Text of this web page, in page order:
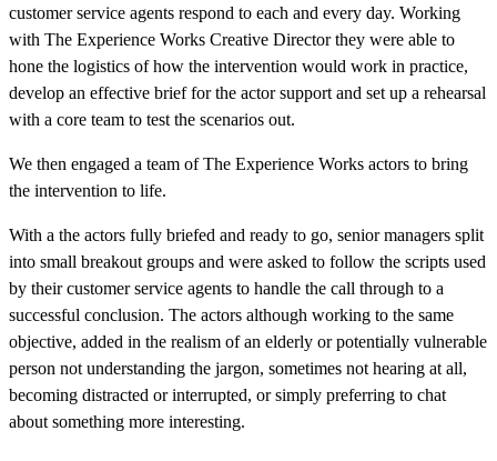
customer service agents respond to each and every day. Working
with The Experience Works Creative Director they were able to
hone the logistics of how the intervention would work in practice,
develop an effective brief for the actor support and set up a rehearsal
with a core team to test the scenarios out.​​​​‌ ‍ ​‍​‍‌‍ ‌ ​‍‌‍‍‌‌‍‌ ‌‍‍‌‌‍ ‍​‍​‍​ ‍‍​‍​‍‌ ​ ‌‍​‌‌‍ ‍‌‍‍‌‌ ‌​‌ ‍‌​‍ ‍‌‍‍‌‌‍ ​‍​‍​‍ ​​‍​‍‌‍‍​‌ ​‍‌‍‌‌‌‍‌‍​‍​‍​ ‍‍​‍​‍‌‍‍​‌ ‌​‌ ‌​‌ ​​​ ‍‍​‍ ​‍ ‌‍ ​‌‍ ‌‍​ ‌‍​‌‌‍ ​‌‍‍​‌‍ ‌ ​ ‌ ‌​​ ‍‍​ ​ ​ ​ ​ ​ ​ ​ ​‍ ‌‍‍‌‌‍ ‍‌ ‌​‌‍‌‌‌‍ ‍‌ ‌​​‍ ‌‍‌‌‌‍‌​‌‍‍‌‌ ‌​​‍ ‌‍ ‌‌‍ ‌‍‌​‌‍‌‌​ ‌‌ ​​‌ ​‍‌‍‌‌‌ ​ ‌‍‌‌‌‍ ‍‌ ‌​‌‍​‌‌ ‌​‌‍‍‌‌‍ ‌‍ ‍​ ‍ ‌‍‍‌‌‍‌​​ ‌‌‍​ ​ ‌ ‌‍​‍​ ​‌‌‍​ ​ ‌​​ ​ ​ ‍​​‍ ‌​ ‌ ‌‍​ ​ ​‌​ ​​​‍ ‌​ ‌​​ ​‌​ ​​​ ‌ ​‍ ‌​ ‍​​ ‌ ‌‍​‌​ ‍​​‍ ‌​ ‌‌‌‍‌​​ ‌‍​ ​ ​ ‍‌​ ‌​​ ​​​ ​​​ ‌​​ ​‌‌‍‌‌​ ​‍​ ‍ ‌ ‌​‌ ‍‌‌ ​​‌‍‌‌​ ‌‌‍​ ‌‍​‌‌ ​ ‌‍‌‌‌‌​ ‌ ‌​‌ ‌‌‌‍‌​‌ ‍‌​ ‍ ‌ ​​‌‍​‌‌ ‌​‌‍‍​​ ‌‌ ​​‌‍​‌‌‍‌ ‌‍‌‌‌​​‍‌ ‌‌‌‍‍‌‌‍ ​‌‍‌​‌‍‌‌‌ ​‍​‍‌‌​ ‌‌‌​​‍‌‌ ‌‍‍ ‌‍‌‌‌ ‍‌​‍‌‌​ ​ ‌​‌​​‍‌‌​ ​ ‌​‌​​‍‌‌​ ​‍​ ​‍​ ‌ ​ ‌‍​ ‌ ​ ​ ‌‍‌​‌‍​‍​ ‌ ‌‍‌‌​ ​ ‌‍‌‌​ ​ ​ ​‍​‍‌‌​ ​‍​ ​‍​‍‌‌​ ‌‌‌​‌​​‍ ‍‌ ​‍‌‍‍‌‌‍​ ‌‍‍​‌‌‌​‌‍‌‌‌ ‍​‌ ‌​​‍‌‌​ ‌‌‌​​‍‌‌ ‌‍‍ ‌‍‌‌‌ ‍‌​‍‌‌​ ​ ‌​‌​​‍‌‌​ ​ ‌​‌​​‍‌‌​ ​‍​ ​‍​ ‌ ​ ‌‌‌‍​‍​ ‍​‌‍‌​​ ‌ ​ ‌ ​ ‌ ​ ​ ​ ‌‌‌‍‌​​ ‍​​‍‌‌​ ​‍​ ​‍​‍‌‌​ ‌‌‌​‌​​‍ ‍‌‍​ ‌‍‍​‌‍‍‌‌‍ ​‌‍‌​‌ ​‍‌‍‌‌‌‍ ‍​‍‌‌​ ‌‌‌​​‍‌‌ ‌‍‍ ‌‍‌‌‌ ‍‌​‍‌‌​ ​ ‌​‌​​‍‌‌​ ​ ‌​‌​​‍‌‌​ ​‍​ ​‍​ ‌​​ ​​​ ‌ ​ ​ ‌‍​‌‌‍‌‍​ ‌‍‌‍‌‌​ ‌​​ ‌ ​ ‌‍​ ​ ​‍‌‌​ ​‍​ ​‍​‍‌‌​ ‌‌‌​‌​​‍ ‍‌ ‌​‌‍‌‌‌ ‍​‌ ‌​​ ‌‍​‍‌‍​‌‌ ​ ‌‍‌‌‌‌‌‌‌ ​‍‌‍ ​​ ‌‌‍‍​‌ ‌​‌ ‌​‌ ​​​‍‌‌​ ​ ‌​​‌​‍‌‌​ ​‍‌​‌‍​‍‌‌​ ​‍‌​‌‍‌‍ ​‌‍ ‌‍​ ‌‍​‌‌‍ ​‌‍‍​‌‍ ‌ ​ ‌ ‌​​‍‌‌​ ​ ‌​​‌​ ​ ​ ​ ​ ​ ​ ​ ​‍‌‍‌‍‍‌‌‍‌​​ ‌‌‍​ ​ ‌ ‌‍​‍​ ​‌‌‍​ ​ ‌​​ ​ ​ ‍​​‍ ‌​ ‌ ‌‍​ ​ ​‌​ ​​​‍ ‌​ ‌​​ ​‌​ ​​​ ‌ ​‍ ‌​ ‍​​ ‌ ‌‍​‌​ ‍​​‍ ‌​ ‌‌‌‍‌​​ ‌‍​ ​ ​ ‍‌​ ‌​​ ​​​ ​​​ ‌​​ ​‌‌‍‌‌​ ​‍​‍‌‍‌ ‌​‌ ‍‌‌ ​​‌‍‌‌​ ‌‌‍​ ‌‍​‌‌ ​ ‌‍‌‌‌‌​ ‌ ‌​‌ ‌‌‌‍‌​‌ ‍‌​‍‌‍‌ ​​‌‍​‌‌ ‌​‌‍‍​​ ‌‌ ​​‌‍​‌‌‍‌ ‌‍‌‌‌​​‍‌ ‌‌‌‍‍‌‌‍ ​‌‍‌​‌‍‌‌‌ ​‍​‍‌‌​ ‌‌‌​​‍‌‌ ‌‍‍ ‌‍‌‌‌ ‍‌​‍‌‌​ ​ ‌​‌​​‍‌‌​ ​ ‌​‌​​‍‌‌​ ​‍​ ​‍​ ‌ ​ ‌‍​ ‌ ​ ​ ‌‍‌​‌‍​‍​ ‌ ‌‍‌‌​ ​ ‌‍‌‌​ ​ ​ ​‍​‍‌‌​ ​‍​ ​‍​‍‌‌​ ‌‌‌​‌​​‍ ‍‌ ​‍‌‍‍‌‌‍​ ‌‍‍​‌‌‌​‌‍‌‌‌ ‍​‌ ‌​​‍‌‌​ ‌‌‌​​‍‌‌ ‌‍‍ ‌‍‌‌‌ ‍‌​‍‌‌​ ​ ‌​‌​​‍‌‌​ ​ ‌​‌​​‍‌‌​ ​‍​ ​‍​ ‌ ​ ‌‌‌‍​‍​ ‍​‌‍‌​​ ‌ ​ ‌ ​ ‌ ​ ​ ​ ‌‌‌‍‌​​ ‍​​‍‌‌​ ​‍​ ​‍​‍‌‌​ ‌‌‌​‌​​‍ ‍‌‍​ ‌‍‍​‌‍‍‌‌‍ ​‌‍‌​‌ ​‍‌‍‌‌‌‍ ‍​‍‌‌​ ‌‌‌​​‍‌‌ ‌‍‍ ‌‍‌‌‌ ‍‌​‍‌‌​ ​ ‌​‌​​‍‌‌​ ​ ‌​‌​​‍‌‌​ ​‍​ ​‍​ ‌​​ ​​​ ‌ ​ ​ ‌‍​‌‌‍‌‍​ ‌‍‌‍‌‌​ ‌​​ ‌ ​ ‌‍​ ​ ​‍‌‌​ ​‍​ ​‍​‍‌‌​ ‌‌‌​‌​​‍ ‍‌ ‌​‌‍‌‌‌ ‍​‌ ‌​​‍‌‍‌ ​​‌‍‌‌‌ ​‍‌ ​ ‌ ​​‌‍‌‌‌‍​ ‌ ‌​‌‍‍‌‌ ‌‍‌‍‌‌​ ‌‌ ​​‌ ‌‌‌‍​‍‌‍ ​‌‍‍‌‌ ​ ‌‍‍​‌‍‌‌‌‍‌​​‍​‍‌ ‌
We then engaged a team of The Experience Works actors to bring
the intervention to life.​​​​‌ ‍ ​‍​‍‌‍ ‌ ​‍‌‍‍‌‌‍‌ ‌‍‍‌‌‍ ‍​‍​‍​ ‍‍​‍​‍‌ ​ ‌‍​‌‌‍ ‍‌‍‍‌‌ ‌​‌ ‍‌​‍ ‍‌‍‍‌‌‍ ​‍​‍​‍ ​​‍​‍‌‍‍​‌ ​‍‌‍‌‌‌‍‌‍​‍​‍​ ‍‍​‍​‍‌‍‍​‌ ‌​‌ ‌​‌ ​​​ ‍‍​‍ ​‍ ‌‍ ​‌‍ ‌‍​ ‌‍​‌‌‍ ​‌‍‍​‌‍ ‌ ​ ‌ ‌​​ ‍‍​ ​ ​ ​ ​ ​ ​ ​ ​‍ ‌‍‍‌‌‍ ‍‌ ‌​‌‍‌‌‌‍ ‍‌ ‌​​‍ ‌‍‌‌‌‍‌​‌‍‍‌‌ ‌​​‍ ‌‍ ‌‌‍ ‌‍‌​‌‍‌‌​ ‌‌ ​​‌ ​‍‌‍‌‌‌ ​ ‌‍‌‌‌‍ ‍‌ ‌​‌‍​‌‌ ‌​‌‍‍‌‌‍ ‌‍ ‍​ ‍ ‌‍‍‌‌‍‌​​ ‌‌‍​ ​ ‌ ‌‍​‍​ ​‌‌‍​ ​ ‌​​ ​ ​ ‍​​‍ ‌​ ‌ ‌‍​ ​ ​‌​ ​​​‍ ‌​ ‌​​ ​‌​ ​​​ ‌ ​‍ ‌​ ‍​​ ‌ ‌‍​‌​ ‍​​‍ ‌​ ‌‌‌‍‌​​ ‌‍​ ​ ​ ‍‌​ ‌​​ ​​​ ​​​ ‌​​ ​‌‌‍‌‌​ ​‍​ ‍ ‌ ‌​‌ ‍‌‌ ​​‌‍‌‌​ ‌‌‍​ ‌‍​‌‌ ​ ‌‍‌‌‌‌​ ‌ ‌​‌ ‌‌‌‍‌​‌ ‍‌​ ‍ ‌ ​​‌‍​‌‌ ‌​‌‍‍​​ ‌‌ ​​‌‍​‌‌‍‌ ‌‍‌‌‌​​‍‌ ‌‌‌‍‍‌‌‍ ​‌‍‌​‌‍‌‌‌ ​‍​‍‌‌​ ‌‌‌​​‍‌‌ ‌‍‍ ‌‍‌‌‌ ‍‌​‍‌‌​ ​ ‌​‌​​‍‌‌​ ​ ‌​‌​​‍‌‌​ ​‍​ ​‍​ ‌ ​ ‌‍​ ‌ ​ ​ ‌‍‌​‌‍​‍​ ‌ ‌‍‌‌​ ​ ‌‍‌‌​ ​ ​ ​‍​‍‌‌​ ​‍​ ​‍​‍‌‌​ ‌‌‌​‌​​‍ ‍‌ ​‍‌‍‍‌‌‍​ ‌‍‍​‌‌‌​‌‍‌‌‌ ‍​‌ ‌​​‍‌‌​ ‌‌‌​​‍‌‌ ‌‍‍ ‌‍‌‌‌ ‍‌​‍‌‌​ ​ ‌​‌​​‍‌‌​ ​ ‌​‌​​‍‌‌​ ​‍​ ​‍‌‍​‌‌‍​‌​ ‌‌​ ‌‍​ ‍​‌‍‌‌​ ​‌​ ​​​ ​‌​ ‌‌‌‍​‍‌‍‌‍​‍‌‌​ ​‍​ ​‍​‍‌‌​ ‌‌‌​‌​​‍ ‍‌‍​ ‌‍‍​‌‍‍‌‌‍ ​‌‍‌​‌ ​‍‌‍‌‌‌‍ ‍​‍‌‌​ ‌‌‌​​‍‌‌ ‌‍‍ ‌‍‌‌‌ ‍‌​‍‌‌​ ​ ‌​‌​​‍‌‌​ ​ ‌​‌​​‍‌‌​ ​‍​ ​‍‌‍​ ‌‍​‍‌‍‌‍​ ​‍​ ‌​​ ​ ​ ​ ​ ​ ‌‍‌​​ ‌‍​ ‌‌​ ‍​​‍‌‌​ ​‍​ ​‍​‍‌‌​ ‌‌‌​‌​​‍ ‍‌ ‌​‌‍‌‌‌ ‍​‌ ‌​​ ‌‍​‍‌‍​‌‌ ​ ‌‍‌‌‌‌‌‌‌ ​‍‌‍ ​​ ‌‌‍‍​‌ ‌​‌ ‌​‌ ​​​‍‌‌​ ​ ‌​​‌​‍‌‌​ ​‍‌​‌‍​‍‌‌​ ​‍‌​‌‍‌‍ ​‌‍ ‌‍​ ‌‍​‌‌‍ ​‌‍‍​‌‍ ‌ ​ ‌ ‌​​‍‌‌​ ​ ‌​​‌​ ​ ​ ​ ​ ​ ​ ​ ​‍‌‍‌‍‍‌‌‍‌​​ ‌‌‍​ ​ ‌ ‌‍​‍​ ​‌‌‍​ ​ ‌​​ ​ ​ ‍​​‍ ‌​ ‌ ‌‍​ ​ ​‌​ ​​​‍ ‌​ ‌​​ ​‌​ ​​​ ‌ ​‍ ‌​ ‍​​ ‌ ‌‍​‌​ ‍​​‍ ‌​ ‌‌‌‍‌​​ ‌‍​ ​ ​ ‍‌​ ‌​​ ​​​ ​​​ ‌​​ ​‌‌‍‌‌​ ​‍​‍‌‍‌ ‌​‌ ‍‌‌ ​​‌‍‌‌​ ‌‌‍​ ‌‍​‌‌ ​ ‌‍‌‌‌‌​ ‌ ‌​‌ ‌‌‌‍‌​‌ ‍‌​‍‌‍‌ ​​‌‍​‌‌ ‌​‌‍‍​​ ‌‌ ​​‌‍​‌‌‍‌ ‌‍‌‌‌​​‍‌ ‌‌‌‍‍‌‌‍ ​‌‍‌​‌‍‌‌‌ ​‍​‍‌‌​ ‌‌‌​​‍‌‌ ‌‍‍ ‌‍‌‌‌ ‍‌​‍‌‌​ ​ ‌​‌​​‍‌‌​ ​ ‌​‌​​‍‌‌​ ​‍​ ​‍​ ‌ ​ ‌‍​ ‌ ​ ​ ‌‍‌​‌‍​‍​ ‌ ‌‍‌‌​ ​ ‌‍‌‌​ ​ ​ ​‍​‍‌‌​ ​‍​ ​‍​‍‌‌​ ‌‌‌​‌​​‍ ‍‌ ​‍‌‍‍‌‌‍​ ‌‍‍​‌‌‌​‌‍‌‌‌ ‍​‌ ‌​​‍‌‌​ ‌‌‌​​‍‌‌ ‌‍‍ ‌‍‌‌‌ ‍‌​‍‌‌​ ​ ‌​‌​​‍‌‌​ ​ ‌​‌​​‍‌‌​ ​‍​ ​‍‌‍​‌‌‍​‌​ ‌‌​ ‌‍​ ‍​‌‍‌‌​ ​‌​ ​​​ ​‌​ ‌‌‌‍​‍‌‍‌‍​‍‌‌​ ​‍​ ​‍​‍‌‌​ ‌‌‌​‌​​‍ ‍‌‍​ ‌‍‍​‌‍‍‌‌‍ ​‌‍‌​‌ ​‍‌‍‌‌‌‍ ‍​‍‌‌​ ‌‌‌​​‍‌‌ ‌‍‍ ‌‍‌‌‌ ‍‌​‍‌‌​ ​ ‌​‌​​‍‌‌​ ​ ‌​‌​​‍‌‌​ ​‍​ ​‍‌‍​ ‌‍​‍‌‍‌‍​ ​‍​ ‌​​ ​ ​ ​ ​ ​ ‌‍‌​​ ‌‍​ ‌‌​ ‍​​‍‌‌​ ​‍​ ​‍​‍‌‌​ ‌‌‌​‌​​‍ ‍‌ ‌​‌‍‌‌‌ ‍​‌ ‌​​‍‌‍‌ ​​‌‍‌‌‌ ​‍‌ ​ ‌ ​​‌‍‌‌‌‍​ ‌ ‌​‌‍‍‌‌ ‌‍‌‍‌‌​ ‌‌ ​​‌ ‌‌‌‍​‍‌‍ ​‌‍‍‌‌ ​ ‌‍‍​‌‍‌‌‌‍‌​​‍​‍‌ ‌
With a the actors fully briefed and ready to go, senior managers split
into small breakout groups and were asked to follow the scripts used
by their customer service agents to handle the call through to a
successful conclusion. The actors although working to the same
objective, added in the realism of an elderly or potentially vulnerable
person not understanding the jargon, sometimes not hearing at all,
becoming distracted or interrupted, or simply preferring to chat
about something more interesting.​​​​‌ ‍ ​‍​‍‌‍ ‌ ​‍‌‍‍‌‌‍‌ ‌‍‍‌‌‍ ‍​‍​‍​ ‍‍​‍​‍‌ ​ ‌‍​‌‌‍ ‍‌‍‍‌‌ ‌​‌ ‍‌​‍ ‍‌‍‍‌‌‍ ​‍​‍​‍ ​​‍​‍‌‍‍​‌ ​‍‌‍‌‌‌‍‌‍​‍​‍​ ‍‍​‍​‍‌‍‍​‌ ‌​‌ ‌​‌ ​​​ ‍‍​‍ ​‍ ‌‍ ​‌‍ ‌‍​ ‌‍​‌‌‍ ​‌‍‍​‌‍ ‌ ​ ‌ ‌​​ ‍‍​ ​ ​ ​ ​ ​ ​ ​ ​‍ ‌‍‍‌‌‍ ‍‌ ‌​‌‍‌‌‌‍ ‍‌ ‌​​‍ ‌‍‌‌‌‍‌​‌‍‍‌‌ ‌​​‍ ‌‍ ‌‌‍ ‌‍‌​‌‍‌‌​ ‌‌ ​​‌ ​‍‌‍‌‌‌ ​ ‌‍‌‌‌‍ ‍‌ ‌​‌‍​‌‌ ‌​‌‍‍‌‌‍ ‌‍ ‍​ ‍ ‌‍‍‌‌‍‌​​ ‌‌‍​ ​ ‌ ‌‍​‍​ ​‌‌‍​ ​ ‌​​ ​ ​ ‍​​‍ ‌​ ‌ ‌‍​ ​ ​‌​ ​​​‍ ‌​ ‌​​ ​‌​ ​​​ ‌ ​‍ ‌​ ‍​​ ‌ ‌‍​‌​ ‍​​‍ ‌​ ‌‌‌‍‌​​ ‌‍​ ​ ​ ‍‌​ ‌​​ ​​​ ​​​ ‌​​ ​‌‌‍‌‌​ ​‍​ ‍ ‌ ‌​‌ ‍‌‌ ​​‌‍‌‌​ ‌‌‍​ ‌‍​‌‌ ​ ‌‍‌‌‌‌​ ‌ ‌​‌ ‌‌‌‍‌​‌ ‍‌​ ‍ ‌ ​​‌‍​‌‌ ‌​‌‍‍​​ ‌‌ ​​‌‍​‌‌‍‌ ‌‍‌‌‌​​‍‌ ‌‌‌‍‍‌‌‍ ​‌‍‌​‌‍‌‌‌ ​‍​‍‌‌​ ‌‌‌​​‍‌‌ ‌‍‍ ‌‍‌‌‌ ‍‌​‍‌‌​ ​ ‌​‌​​‍‌‌​ ​ ‌​‌​​‍‌‌​ ​‍​ ​‍​ ‌ ​ ‌‍​ ‌ ​ ​ ‌‍‌​‌‍​‍​ ‌ ‌‍‌‌​ ​ ‌‍‌‌​ ​ ​ ​‍​‍‌‌​ ​‍​ ​‍​‍‌‌​ ‌‌‌​‌​​‍ ‍‌ ​‍‌‍‍‌‌‍​ ‌‍‍​‌‌‌​‌‍‌‌‌ ‍​‌ ‌​​‍‌‌​ ‌‌‌​​‍‌‌ ‌‍‍ ‌‍‌‌‌ ‍‌​‍‌‌​ ​ ‌​‌​​‍‌‌​ ​ ‌​‌​​‍‌‌​ ​‍​ ​‍‌‍‌​​ ‌‍‌‍​ ​ ‌‍‌‍‌‍​ ‌‍​ ​​‌‍‌​‌‍‌‌​ ‌‍‌‍​‍​ ​‍​‍‌‌​ ​‍​ ​‍​‍‌‌​ ‌‌‌​‌​​‍ ‍‌‍​ ‌‍‍​‌‍‍‌‌‍ ​‌‍‌​‌ ​‍‌‍‌‌‌‍ ‍​‍‌‌​ ‌‌‌​​‍‌‌ ‌‍‍ ‌‍‌‌‌ ‍‌​‍‌‌​ ​ ‌​‌​​‍‌‌​ ​ ‌​‌​​‍‌‌​ ​‍​ ​‍‌‍​‌​ ‌​​ ​‍​ ‍​‌‍‌‍​ ​‌‌‍​‍​ ‌‌​ ​​​ ​ ​ ‌‌​ ​‌​‍‌‌​ ​‍​ ​‍​‍‌‌​ ‌‌‌​‌​​‍ ‍‌ ‌​‌‍‌‌‌ ‍​‌ ‌​​ ‌‍​‍‌‍​‌‌ ​ ‌‍‌‌‌‌‌‌‌ ​‍‌‍ ​​ ‌‌‍‍​‌ ‌​‌ ‌​‌ ​​​‍‌‌​ ​ ‌​​‌​‍‌‌​ ​‍‌​‌‍​‍‌‌​ ​‍‌​‌‍‌‍ ​‌‍ ‌‍​ ‌‍​‌‌‍ ​‌‍‍​‌‍ ‌ ​ ‌ ‌​​‍‌‌​ ​ ‌​​‌​ ​ ​ ​ ​ ​ ​ ​ ​‍‌‍‌‍‍‌‌‍‌​​ ‌‌‍​ ​ ‌ ‌‍​‍​ ​‌‌‍​ ​ ‌​​ ​ ​ ‍​​‍ ‌​ ‌ ‌‍​ ​ ​‌​ ​​​‍ ‌​ ‌​​ ​‌​ ​​​ ‌ ​‍ ‌​ ‍​​ ‌ ‌‍​‌​ ‍​​‍ ‌​ ‌‌‌‍‌​​ ‌‍​ ​ ​ ‍‌​ ‌​​ ​​​ ​​​ ‌​​ ​‌‌‍‌‌​ ​‍​‍‌‍‌ ‌​‌ ‍‌‌ ​​‌‍‌‌​ ‌‌‍​ ‌‍​‌‌ ​ ‌‍‌‌‌‌​ ‌ ‌​‌ ‌‌‌‍‌​‌ ‍‌​‍‌‍‌ ​​‌‍​‌‌ ‌​‌‍‍​​ ‌‌ ​​‌‍​‌‌‍‌ ‌‍‌‌‌​​‍‌ ‌‌‌‍‍‌‌‍ ​‌‍‌​‌‍‌‌‌ ​‍​‍‌‌​ ‌‌‌​​‍‌‌ ‌‍‍ ‌‍‌‌‌ ‍‌​‍‌‌​ ​ ‌​‌​​‍‌‌​ ​ ‌​‌​​‍‌‌​ ​‍​ ​‍​ ‌ ​ ‌‍​ ‌ ​ ​ ‌‍‌​‌‍​‍​ ‌ ‌‍‌‌​ ​ ‌‍‌‌​ ​ ​ ​‍​‍‌‌​ ​‍​ ​‍​‍‌‌​ ‌‌‌​‌​​‍ ‍‌ ​‍‌‍‍‌‌‍​ ‌‍‍​‌‌‌​‌‍‌‌‌ ‍​‌ ‌​​‍‌‌​ ‌‌‌​​‍‌‌ ‌‍‍ ‌‍‌‌‌ ‍‌​‍‌‌​ ​ ‌​‌​​‍‌‌​ ​ ‌​‌​​‍‌‌​ ​‍​ ​‍‌‍‌​​ ‌‍‌‍​ ​ ‌‍‌‍‌‍​ ‌‍​ ​​‌‍‌​‌‍‌‌​ ‌‍‌‍​‍​ ​‍​‍‌‌​ ​‍​ ​‍​‍‌‌​ ‌‌‌​‌​​‍ ‍‌‍​ ‌‍‍​‌‍‍‌‌‍ ​‌‍‌​‌ ​‍‌‍‌‌‌‍ ‍​‍‌‌​ ‌‌‌​​‍‌‌ ‌‍‍ ‌‍‌‌‌ ‍‌​‍‌‌​ ​ ‌​‌​​‍‌‌​ ​ ‌​‌​​‍‌‌​ ​‍​ ​‍‌‍​‌​ ‌​​ ​‍​ ‍​‌‍‌‍​ ​‌‌‍​‍​ ‌‌​ ​​​ ​ ​ ‌‌​ ​‌​‍‌‌​ ​‍​ ​‍​‍‌‌​ ‌‌‌​‌​​‍ ‍‌ ‌​‌‍‌‌‌ ‍​‌ ‌​​‍‌‍‌ ​​‌‍‌‌‌ ​‍‌ ​ ‌ ​​‌‍‌‌‌‍​ ‌ ‌​‌‍‍‌‌ ‌‍‌‍‌‌​ ‌‌ ​​‌ ‌‌‌‍​‍‌‍ ​‌‍‍‌‌ ​ ‌‍‍​‌‍‌‌‌‍‌​​‍​‍‌ ‌